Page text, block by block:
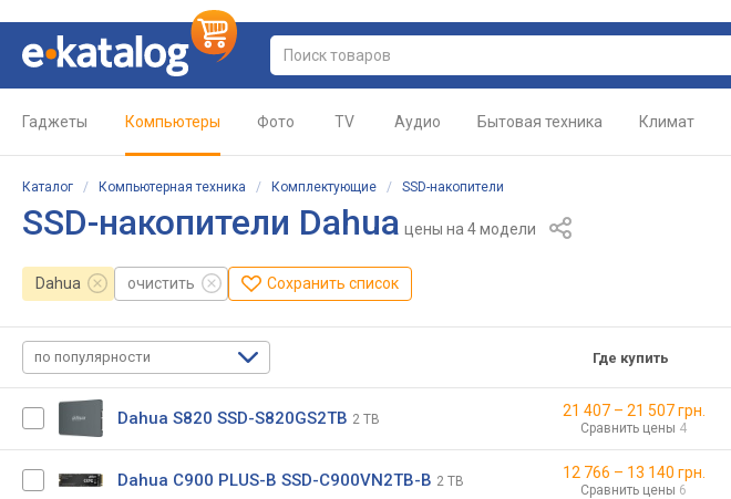
Гаджеты Компьютеры Фото TV Аудио Бытовая техника Климат
Каталог / Компьютерная техника / Комплектующие / SSD-накопители
SSD-накопители Dahua цены на 4 модели
Dahua очистить Сохранить список
по популярности Где купить
Dahua S820 SSD-S820GS2TB 2 TB 21 407– 21 507грн.
Сравнить цены 4
Dahua C900 PLUS-B SSD-C900VN2TB-B 2 TB 12 766 – 13 140 грн.
Сравнить цены 6